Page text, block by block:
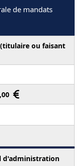
de mandats
(titulaire ou faisant
d'administration